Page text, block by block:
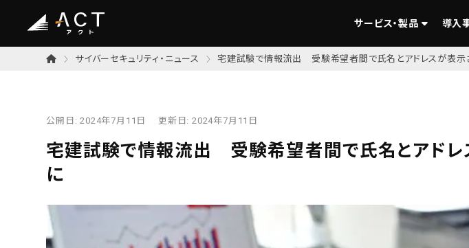
サービス・製品 導入
サイバーセキュリティ・ニュース 宅建試験で情報流出 受験希望者間で氏名とアドレスが表示
公開日:2024年7月11日 更新日: 2024年7月11日
宅建試験で情報流出 受験希望者間で氏名とアドレ
に